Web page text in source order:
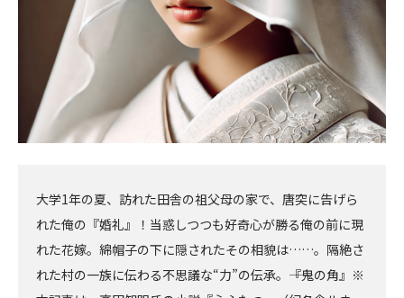
大学1年の夏、訪れた田舎の祖父母の家で、唐突に告げら
れた俺の『婚礼』！当惑しつつも好奇心が勝る俺の前に現
れた花嫁。綿帽子の下に隠されたその相貌は……。隔絶さ
れた村の一族に伝わる不思議な“力”の伝承。――『鬼の角』※